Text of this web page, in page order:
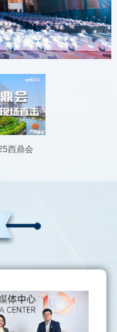
西鼎会